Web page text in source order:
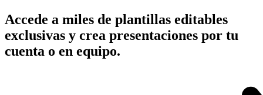
Accede a miles de plantillas editables
exclusivas y crea presentaciones por tu
cuenta o en equipo.